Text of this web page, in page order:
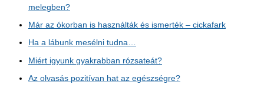
melegben?
Már az ókorban is használták és ismerték – cickafark
Ha a lábunk mesélni tudna…
Miért igyunk gyakrabban rózsateát?
Az olvasás pozitívan hat az egészségre?